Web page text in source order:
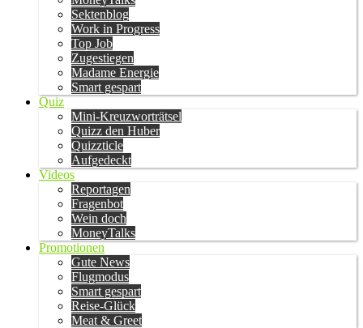
Sektenblog
Work in Progress
Top Job
Zugestiegen
Madame Energie
Smart gespart
Quiz
Mini-Kreuzworträtsel
Quizz den Huber
Quizzticle
Aufgedeckt
Videos
Reportagen
Fragenbot
Wein doch
MoneyTalks
Promotionen
Gute News
Flugmodus
Smart gespart
Reise-Glück
Meat & Greet